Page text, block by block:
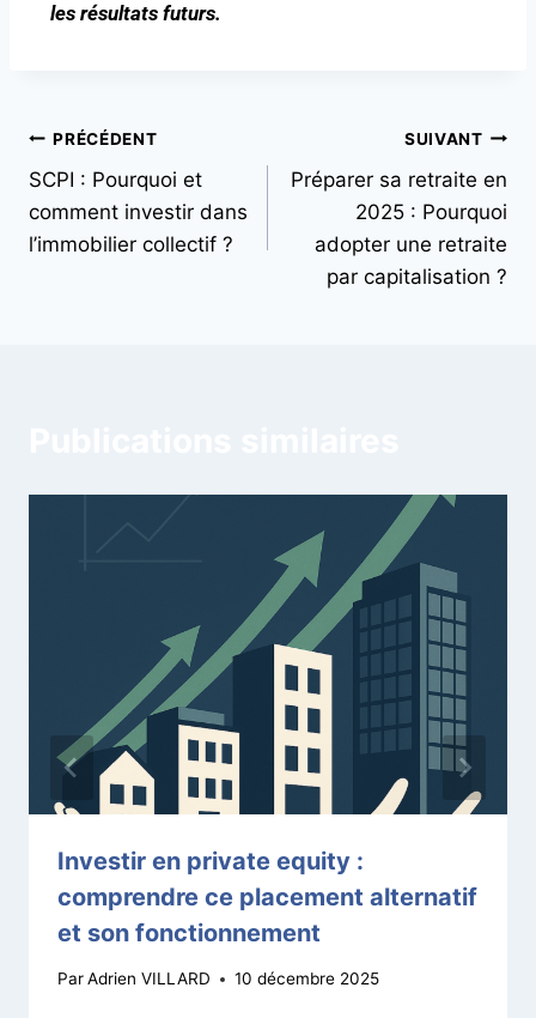
les résultats futurs.
PRÉCÉDENT
SCPI : Pourquoi et
comment investir dans
l’immobilier collectif ?
SUIVANT
Préparer sa retraite en
2025 : Pourquoi
adopter une retraite
par capitalisation ?
Investir en private equity :
comprendre ce placement alternatif
et son fonctionnement
ParAdrien VILLARD 10 décembre 2025